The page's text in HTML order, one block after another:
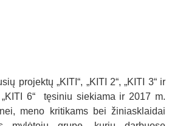
projektų „KITI“, „KITI 2“, „KITI 3“ ir
„KITI 6“ tęsiniu siekiama ir 2017 m.
meno kritikams bei žiniasklaidai